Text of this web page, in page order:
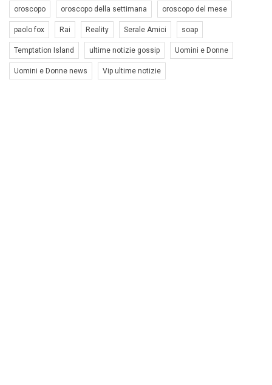
oroscopo oroscopo della settimana oroscopo del mese
paolo fox Rai Reality Serale Amici soap
Temptation Island ultime notizie gossip Uomini e Donne
Uomini e Donne news Vip ultime notizie